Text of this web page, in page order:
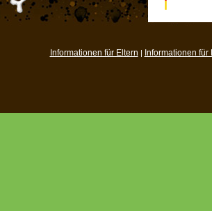
Informationen für Eltern | Informationen für